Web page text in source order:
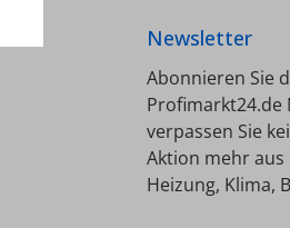
Newsletter
Abonnieren Sie
Profimarkt24.de
verpassen Sie
Aktion mehr
Heizung, Klima,